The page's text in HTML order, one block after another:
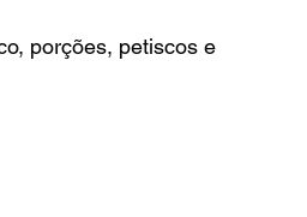
porções, petiscos e